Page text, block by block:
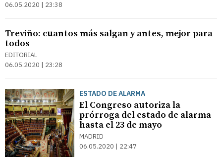
06.05.2020 | 23:38
Treviño: cuantos más salgan y antes, mejor para
todos
EDITORIAL
06.05.2020 | 23:28
ESTADO DE ALARMA
El Congreso autoriza la
prórroga del estado de alarma
hasta el 23 de mayo
MADRID
06.05.2020 | 22:47